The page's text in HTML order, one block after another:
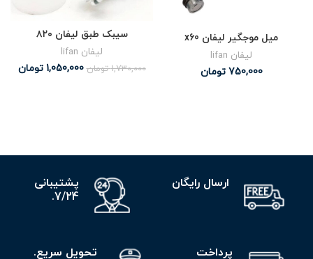
میل موجگیر لیفان x60
لیفان lifan
750,000 تومان
سیبک طبق لیفان ۸۲۰
لیفان lifan
1,730,000 تومان 1,050,000 تومان
ارسال رایگان
پشتیبانی
7/24.
پرداخت
تحویل سریع.